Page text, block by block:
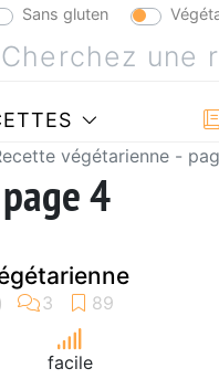
Sans gluten
végétarienne -
4
facile